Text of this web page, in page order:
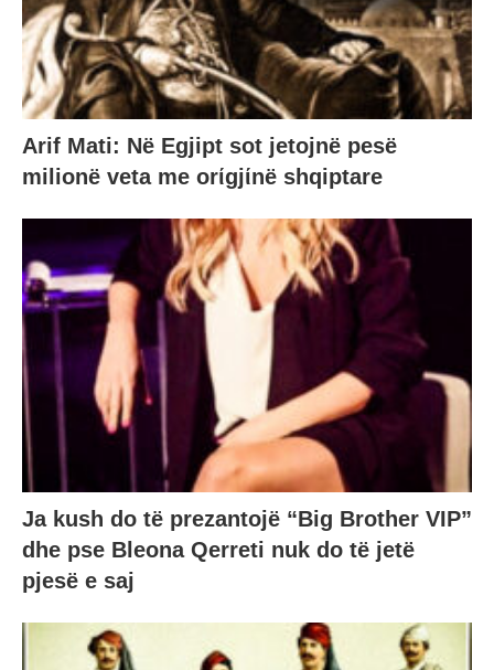
Arif Mati: Në Egjipt sot jetojnë pesë
milionë veta me orίgjίnë shqiptare
Ja kush do të prezantojë “Big Brother VIP”
dhe pse Bleona Qerreti nuk do të jetë
pjesë e saj